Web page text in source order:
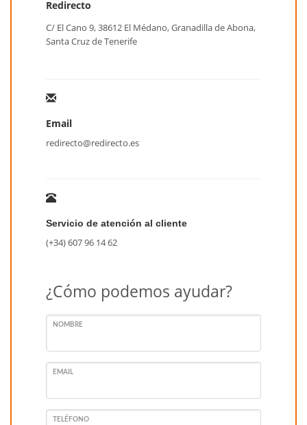
Redirecto
C/ El Cano 9, 38612 El Médano, Granadilla de Abona,
Santa Cruz de Tenerife
Email
redirecto@redirecto.es
Servicio de atención al cliente
(+34) 607 96 14 62
¿Cómo podemos ayudar?
NOMBRE
EMAIL
TELÉFONO